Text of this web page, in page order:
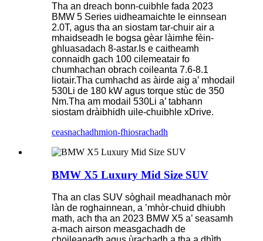
Tha an dreach bonn-cuibhle fada 2023
BMW 5 Series uidheamaichte le einnsean
2.0T, agus tha an siostam tar-chuir air a
mhaidseadh le bogsa gèar làimhe fèin-
ghluasadach 8-astar.Is e caitheamh
connaidh gach 100 cilemeatair fo
chumhachan obrach coileanta 7.6-8.1
liotair.Tha cumhachd as àirde aig a’ mhodail
530Li de 180 kW agus torque stùc de 350
Nm.Tha am modail 530Li a’ tabhann
siostam dràibhidh uile-chuibhle xDrive.
ceasnachadhmion-fhiosrachadh
BMW X5 Luxury Mid Size SUV
Tha an clas SUV sòghail meadhanach mòr
làn de roghainnean, a ’mhòr-chuid dhiubh
math, ach tha an 2023 BMW X5 a’ seasamh
a-mach airson measgachadh de